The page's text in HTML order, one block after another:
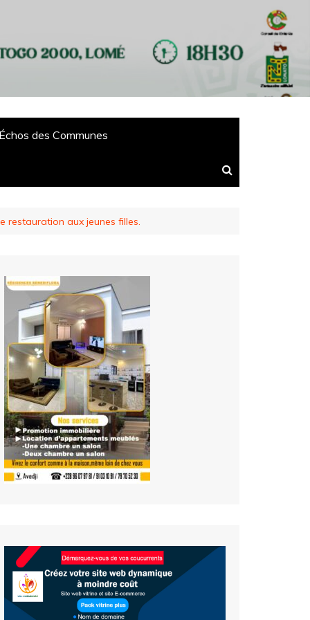
Échos des Communes
restauration aux jeunes filles.